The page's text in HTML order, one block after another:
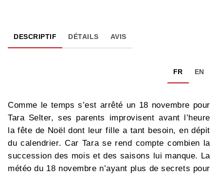
DESCRIPTIF DÉTAILS AVIS
FR EN
Comme le temps s’est arrêté un 18 novembre pour
Tara Selter, ses parents improvisent avant l’heure
la fête de Noël dont leur fille a tant besoin, en dépit
du calendrier. Car Tara se rend compte combien la
succession des mois et des saisons lui manque. La
météo du 18 novembre n’ayant plus de secrets pour